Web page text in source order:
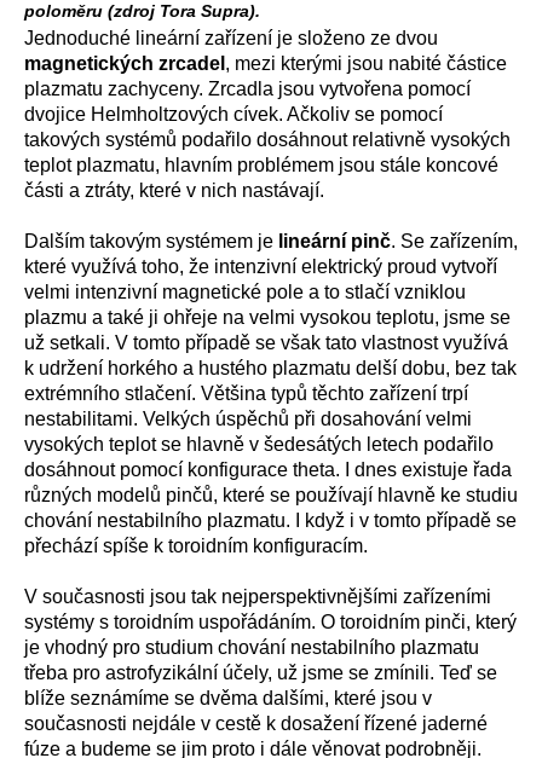
poloměru (zdroj Tora Supra).
Jednoduché lineární zařízení je složeno ze dvou
magnetických zrcadel , mezi kterými jsou nabité částice
plazmatu zachyceny. Zrcadla jsou vytvořena pomocí
dvojice Helmholtzových cívek. Ačkoliv se pomocí
takových systémů podařilo dosáhnout relativně vysokých
teplot plazmatu, hlavním problémem jsou stále koncové
části a ztráty, které v nich nastávají.
Dalším takovým systémem je lineární pinč. Se zařízením,
které využívá toho, že intenzivní elektrický proud vytvoří
velmi intenzivní magnetické pole a to stlačí vzniklou
plazmu a také ji ohřeje na velmi vysokou teplotu, jsme se
už setkali. V tomto případě se však tato vlastnost využívá
k udržení horkého a hustého plazmatu delší dobu, bez tak
extrémního stlačení. Většina typů těchto zařízení trpí
nestabilitami. Velkých úspěchů při dosahování velmi
vysokých teplot se hlavně v šedesátých letech podařilo
dosáhnout pomocí konfigurace theta. I dnes existuje řada
různých modelů pinčů, které se používají hlavně ke studiu
chování nestabilního plazmatu. I když i v tomto případě se
přechází spíše k toroidním konfiguracím.
V současnosti jsou tak nejperspektivnějšími zařízeními
systémy s toroidním uspořádáním. O toroidním pinči, který
je vhodný pro studium chování nestabilního plazmatu
třeba pro astrofyzikální účely, už jsme se zmínili. Teď se
blíže seznámíme se dvěma dalšími, které jsou v
současnosti nejdále v cestě k dosažení řízené jaderné
fúze a budeme se jim proto i dále věnovat podrobněji.